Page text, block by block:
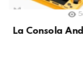
La Consola